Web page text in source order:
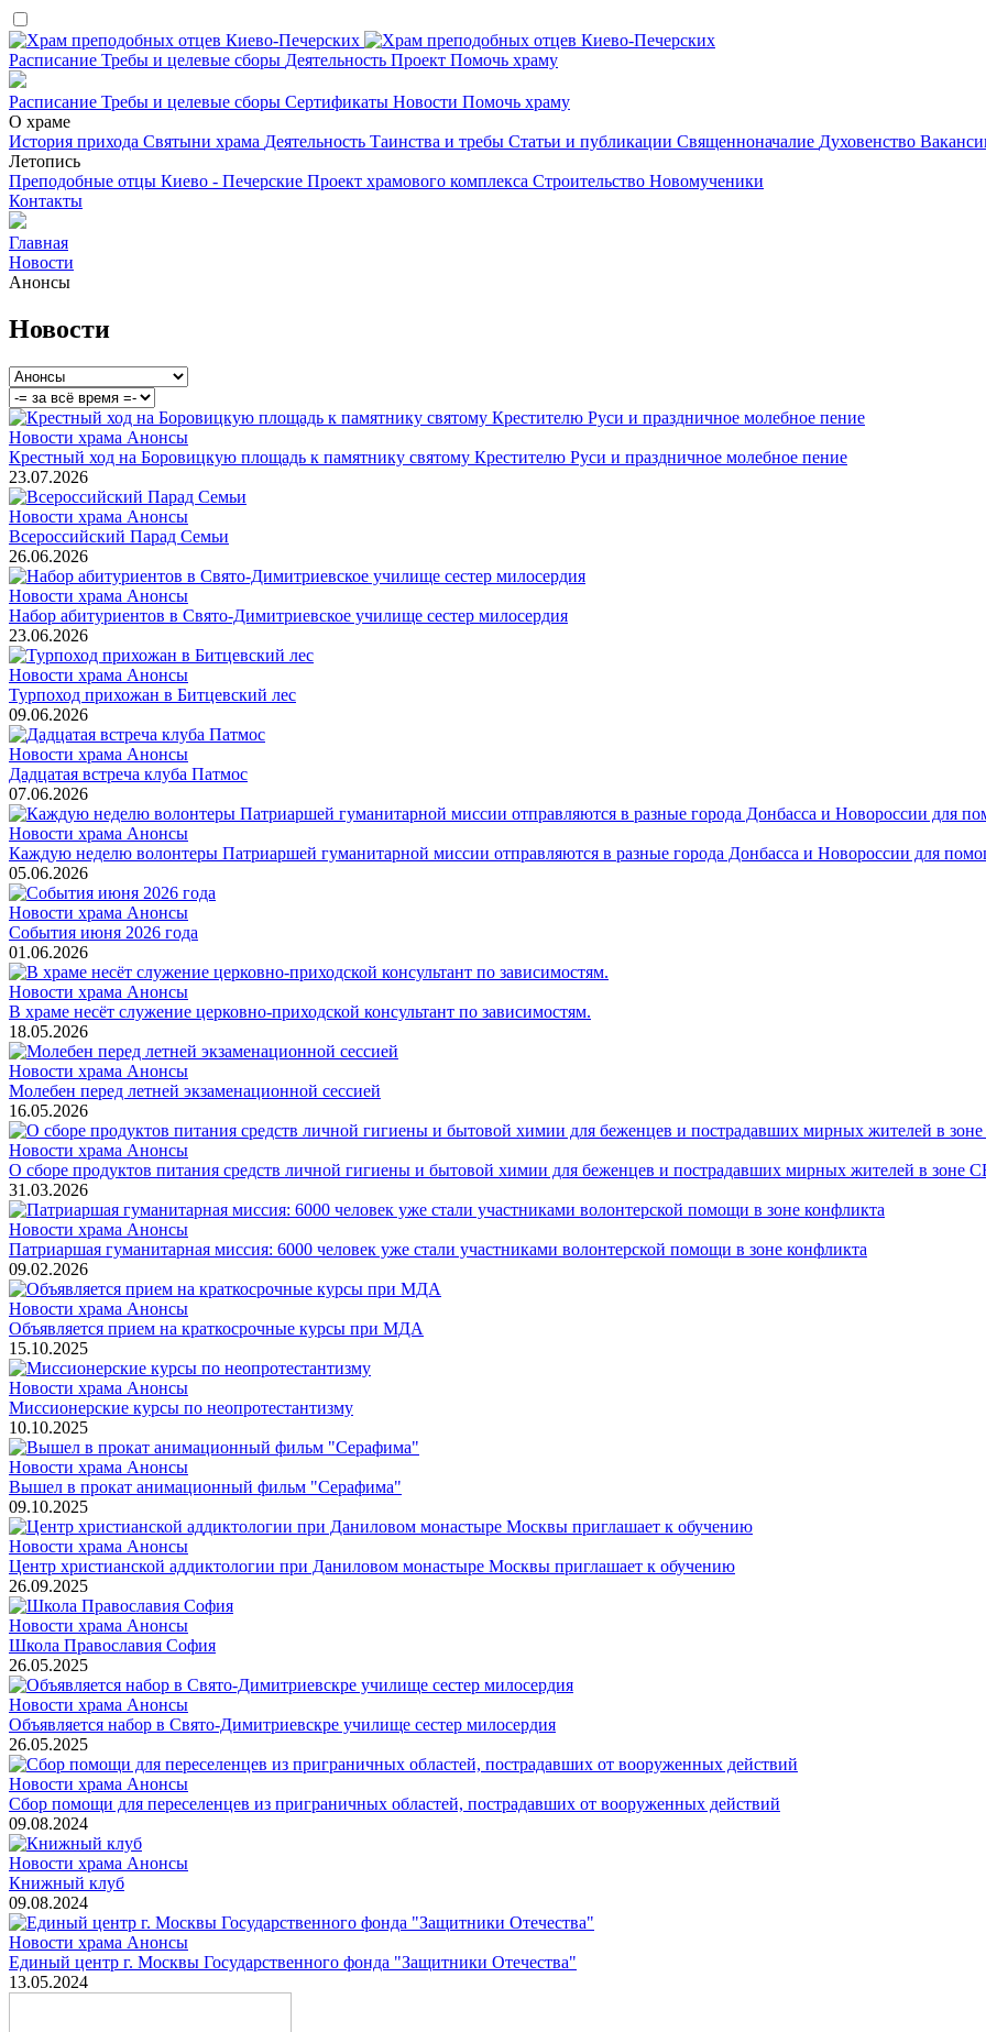
Расписание Требы и целевые сборы Деятельность Проект Помочь храму
Расписание Требы и целевые сборы Сертификаты Новости Помочь храму
О храме
История прихода Святыни храма Деятельность Таинства и требы Статьи и публикации Священноначалие Духовенство
Летопись
Преподобные отцы Киево - Печерские Проект храмового комплекса Строительство Новомученики
Контакты
Главная
Новости
Анонсы
Новости
Новости храма Анонсы
Крестный ход на Боровицкую площадь к памятнику святому Крестителю Руси и праздничное молебное пение
23.07.2026
Новости храма Анонсы
Всероссийский Парад Семьи
26.06.2026
Новости храма Анонсы
Набор абитуриентов в Свято-Димитриевское училище сестер милосердия
23.06.2026
Новости храма Анонсы
Турпоход прихожан в Битцевский лес
09.06.2026
Новости храма Анонсы
Дадцатая встреча клуба Патмос
07.06.2026
Новости храма Анонсы
Каждую неделю волонтеры Патриаршей гуманитарной миссии отправляются в разные города Донбасса и Новороссии для
05.06.2026
Новости храма Анонсы
События июня 2026 года
01.06.2026
Новости храма Анонсы
В храме несёт служение церковно-приходской консультант по зависимостям.
18.05.2026
Новости храма Анонсы
Молебен перед летней экзаменационной сессией
16.05.2026
Новости храма Анонсы
О сборе продуктов питания средств личной гигиены и бытовой химии для беженцев и пострадавших мирных жителей в зоне
31.03.2026
Новости храма Анонсы
Патриаршая гуманитарная миссия: 6000 человек уже стали участниками волонтерской помощи в зоне конфликта
09.02.2026
Новости храма Анонсы
Объявляется прием на краткосрочные курсы при МДА
15.10.2025
Новости храма Анонсы
Миссионерские курсы по неопротестантизму
10.10.2025
Новости храма Анонсы
Вышел в прокат анимационный фильм "Серафима"
09.10.2025
Новости храма Анонсы
Центр христианской аддиктологии при Даниловом монастыре Москвы приглашает к обучению
26.09.2025
Новости храма Анонсы
Школа Православия София
26.05.2025
Новости храма Анонсы
Объявляется набор в Свято-Димитриевскре училище сестер милосердия
26.05.2025
Новости храма Анонсы
Сбор помощи для переселенцев из приграничных областей, пострадавших от вооруженных действий
09.08.2024
Новости храма Анонсы
Книжный клуб
09.08.2024
Новости храма Анонсы
Единый центр г. Москвы Государственного фонда "Защитники Отечества"
13.05.2024